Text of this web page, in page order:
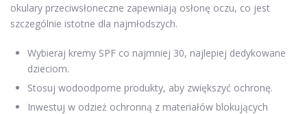
okulary przeciwsłoneczne zapewniają osłonę oczu, co jest
szczególnie istotne dla najmłodszych.
Wybieraj kremy SPF co najmniej 30, najlepiej dedykowane
dzieciom.
Stosuj wodoodporne produkty, aby zwiększyć ochronę.
Inwestuj w odzież ochronną z materiałów blokujących